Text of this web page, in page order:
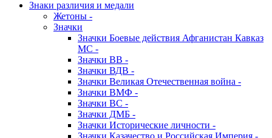
Знаки различия и медали
Жетоны -
Значки
Значки Боевые действия Афганистан Кавказ
МС -
Значки ВВ -
Значки ВДВ -
Значки Великая Отечественная война -
Значки ВМФ -
Значки ВС -
Значки ДМБ -
Значки Исторические личности -
Значки Казачество и Российская Империя -